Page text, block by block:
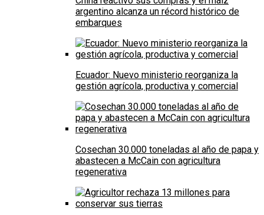
argentino alcanza un récord histórico de
embarques
Ecuador: Nuevo ministerio reorganiza la
gestión agrícola, productiva y comercial
Cosechan 30.000 toneladas al año de papa y
abastecen a McCain con agricultura
regenerativa